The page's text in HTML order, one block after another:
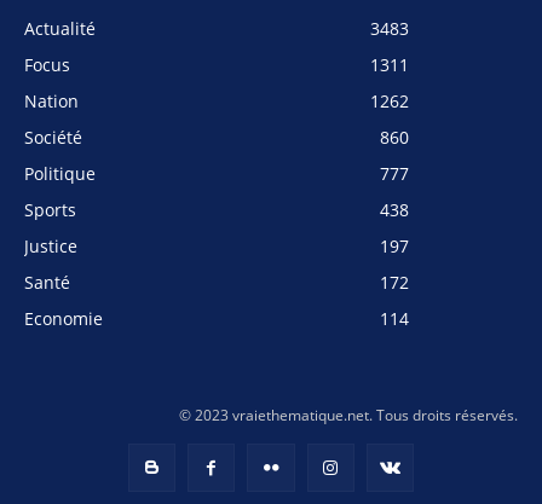
Actualité
3483
Focus
1311
Nation
1262
Société
860
Politique
777
Sports
438
Justice
197
Santé
172
Economie
114
© 2023 vraiethematique.net. Tous droits réservés.